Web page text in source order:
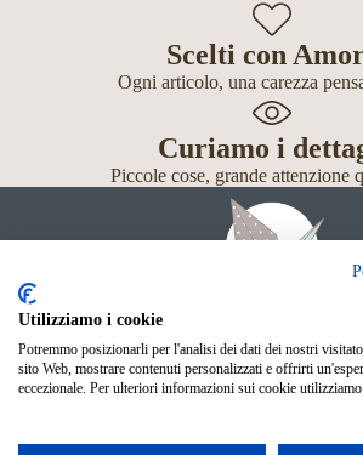
Scelti con
Ogni articolo, una carezza
Curiamo i
Piccole cose, grande attenzione
Giochi
Neonato
Shop Online
Utilizziamo i cookie
Potremmo posizionarli per l'analisi dei dati dei nostri
sito Web, mostrare contenuti personalizzati e offrirti
eccezionale. Per ulteriori informazioni sui cookie